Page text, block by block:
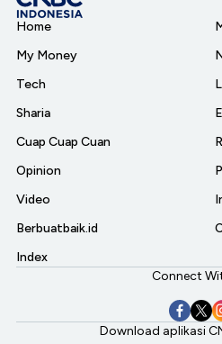
Home
My Money
Tech
Sharia
Cuap Cuap Cuan
Opinion
Video
Berbuatbaik.id
Index
Connect
Download aplikasi